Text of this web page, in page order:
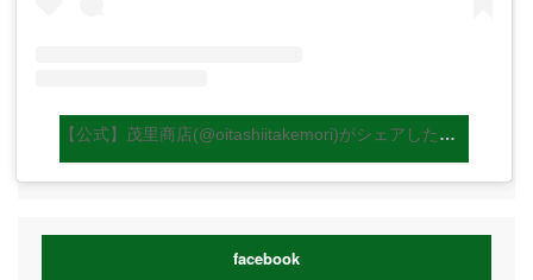
【公式】茂里商店(@oitashiitakemori)がシェアした投稿
facebook